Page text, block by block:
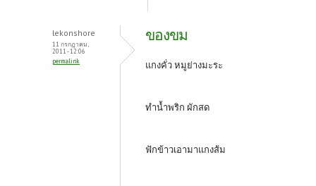
lekonshore
11 กรกฎาคม,
2011 - 12:06
permalink
ของขม
แกงคั่ว หมูย่างมะระ
ทำน้ำพริก ผักสด
ฟักข้าวเอามาแกงส้ม